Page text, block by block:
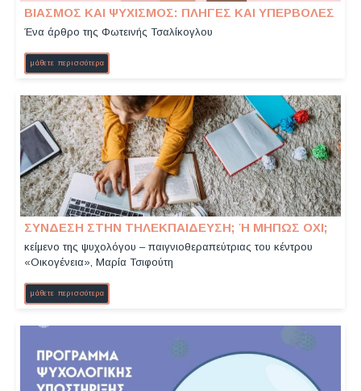
ΒΙΑΣΜΌΣ ΚΑΙ ΨΥΧΙΣΜΌΣ: ΠΛΗΓΈΣ ΚΑΙ ΥΠΕΡΒΟΛΈΣ
Ένα άρθρο της Φωτεινής Τσαλίκογλου
μάθετε περισσότερα
ΣΎΝΔΕΣΗ ΣΤΗΝ ΤΗΛΕΚΠΑΊΔΕΥΣΗ; Ή ΜΉΠΩΣ ΌΧΙ;
κείμενο της ψυχολόγου – παιγνιοθεραπεύτριας του κέντρου
«Οικογένεια», Μαρία Τσιφούτη
μάθετε περισσότερα